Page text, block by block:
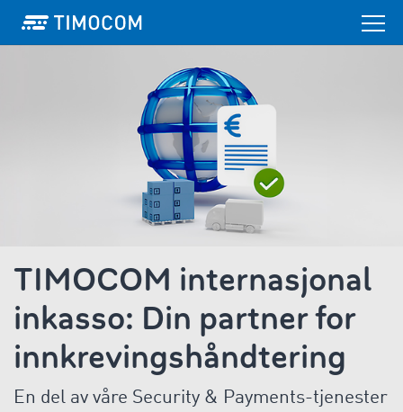
TIMOCOM internasjonal
inkasso: Din partner for
innkrevingshåndtering
En del av våre Security & Payments-tjenester